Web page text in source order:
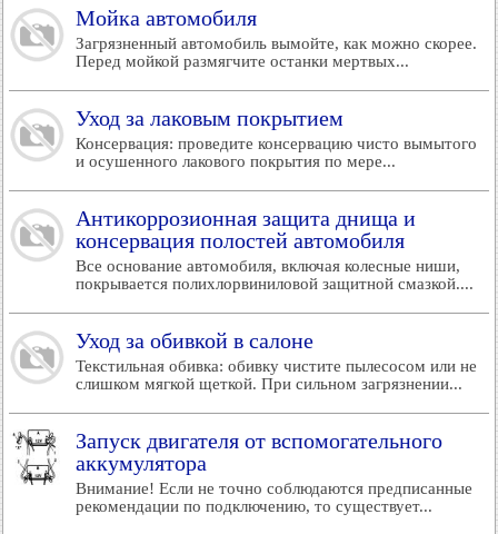
Мойка автомобиля
Загрязненный автомобиль вымойте, как можно скорее.
Перед мойкой размягчите останки мертвых...
Уход за лаковым покрытием
Консервация: проведите консервацию чисто вымытого
и осушенного лакового покрытия по мере...
Антикоррозионная защита днища и
консервация полостей автомобиля
Все основание автомобиля, включая колесные ниши,
покрывается полихлорвиниловой защитной смазкой....
Уход за обивкой в салоне
Текстильная обивка: обивку чистите пылесосом или не
слишком мягкой щеткой. При сильном загрязнении...
Запуск двигателя от вспомогательного
аккумулятора
Внимание! Если не точно соблюдаются предписанные
рекомендации по подключению, то существует...